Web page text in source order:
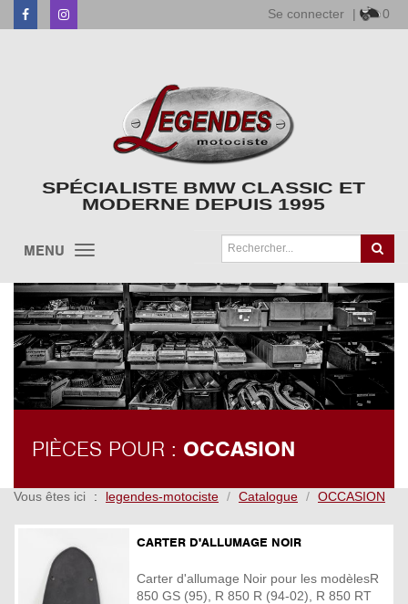
FacebookInstagram Se connecter | 0
SPÉCIALISTE BMW CLASSIC ET
MODERNE DEPUIS 1995
MENU
PIÈCES POUR : OCCASION
Vous êtes ici legendes-motociste Catalogue OCCASION
CARTER D'ALLUMAGE NOIR
Carter d'allumage Noir pour les modèlesR
850 GS (95), R 850 R (94-02), R 850 RT